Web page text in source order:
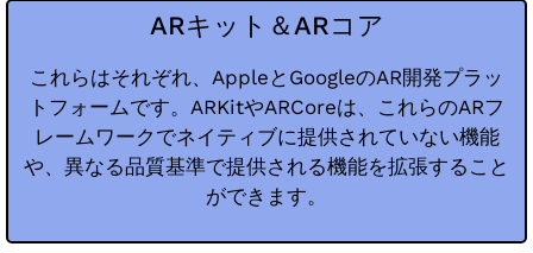
ARキット＆ARコア
これらはそれぞれ、AppleとGoogleのAR開発プラッ
トフォームです。ARKitやARCoreは、これらのARフ
レームワークでネイティブに提供されていない機能
や、異なる品質基準で提供される機能を拡張すること
ができます。